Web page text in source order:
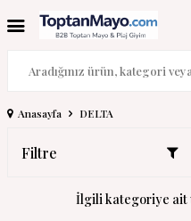
Anasayfa DELTA
Filtre
İlgili kategoriye ait